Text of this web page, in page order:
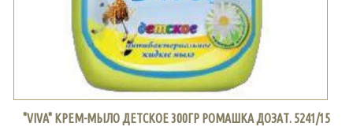
"VIVA" КРЕМ-МЫЛО ДЕТСКОЕ 300ГР РОМАШКА ДОЗАТ. 5241/15